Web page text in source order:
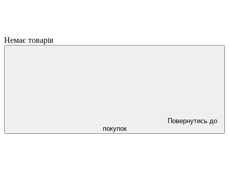
Немає товарів
Повернутись до
покупок